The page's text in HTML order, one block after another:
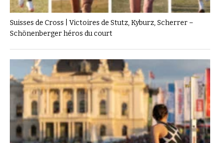
Suisses de Cross | Victoires de Stutz, Kyburz, Scherrer –
Schönenberger héros du court